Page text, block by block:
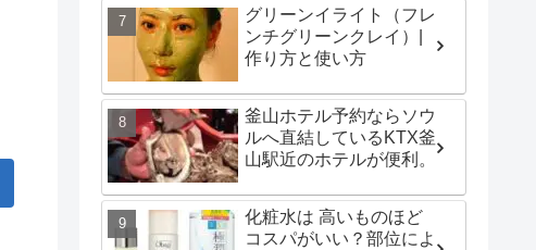
グリーンイライト（フレ
ンチグリーンクレイ）|
作り方と使い方
釜山ホテル予約ならソウ
ルへ直結しているKTX釜
山駅近のホテルが便利。
化粧水は 高いものほど
コスパがいい？部位によ